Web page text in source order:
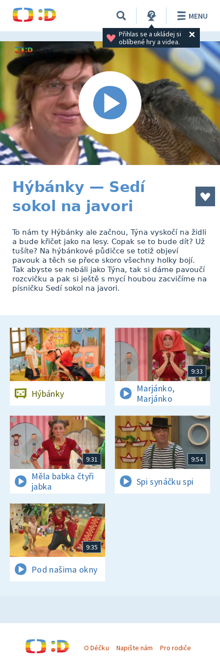
Přihlas se a ukládej si
oblíbené hry a videa.
MENU
Hýbánky — Sedí
sokol na javori
To nám ty Hýbánky ale začnou, Týna vyskočí na židli
a bude křičet jako na lesy. Copak se to bude dít? Už
tušíte? Na hýbánkové půdičce se totiž objeví
pavouk a těch se přece skoro všechny holky bojí.
Tak abyste se nebáli jako Týna, tak si dáme pavoučí
rozcvičku a pak si ještě s mycí houbou zacvičíme na
písničku Sedí sokol na javori.
Hýbánky
9:33
Marjánko,
Marjánko
9:31
Měla babka čtyři
jabka
9:54
Spi synáčku spi
9:35
Pod našima okny
O Déčku Napište nám Pro rodiče